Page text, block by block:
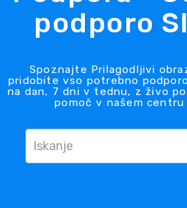
podporo
Spoznajte Prilagodljivi
pridobite vso potrebno
na dan, 7 dni v tednu, z živo
pomoč v našem centru